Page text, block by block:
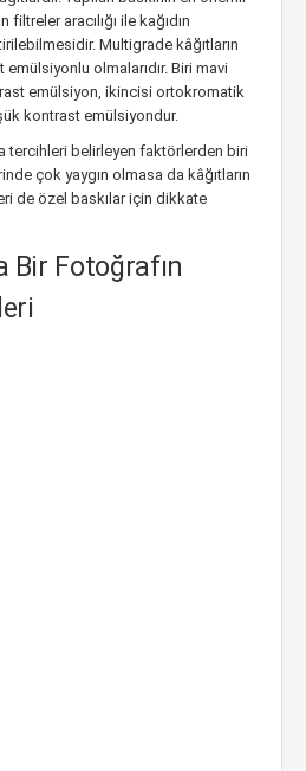
aracılığı ile kağıdın
Multigrade kâğıtların
olmalarıdır. Biri mavi
emülsiyon, ikincisi ortokromatik
kontrast emülsiyondur.
tercihleri belirleyen faktörlerden biri
çok yaygın olmasa da kâğıtların
de özel baskılar için dikkate
Bir Fotoğrafın